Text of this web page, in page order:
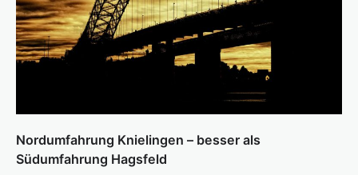
Nordumfahrung Knielingen – besser als
Südumfahrung Hagsfeld